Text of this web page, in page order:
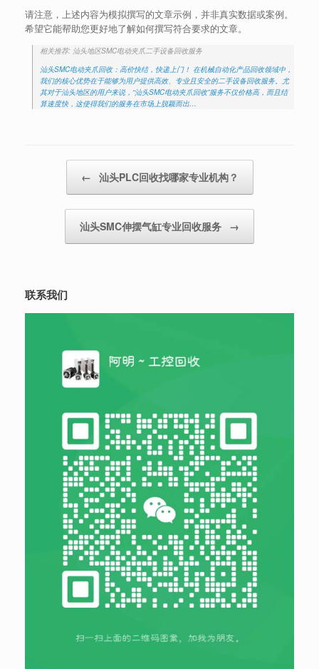
请注意，上述内容为模拟撰写的文章示例，并非真实数据或案例。
希望它能帮助您更好地了解如何撰写符合要求的文章。
相关推荐: 汕头地区SMC电动夹爪二手设备回收服务
汕头SMC电动夹爪回收：高价快结，快递上门！ 在机械自动化产品回收领域中，
我们的核心优势在于能够为用户提供高效、专业且安全的二手设备回收服务。尤
其对于汕头地区的用户来说，“汕头SMC电动夹爪回收”服务不仅价格高，而且结
算速度快，这使得我们的服务在市场上脱颖而出…
← 汕头PLC回收找哪家专业机构？
汕头SMC伸摆气缸专业回收服务 →
联系我们